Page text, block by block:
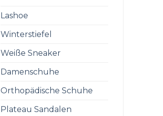
Lashoe
Winterstiefel
Weiße Sneaker
Damenschuhe
Orthopädische Schuhe
Plateau Sandalen